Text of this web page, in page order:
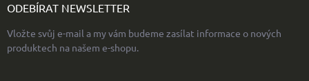
ODEBÍRAT NEWSLETTER
Vložte svůj e-mail a my vám budeme zasílat informace o nových
produktech na našem e-shopu.